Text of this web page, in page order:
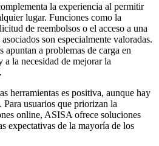
la experiencia al permitir
lugar. Funciones como la
de reembolsos o el acceso a una
son especialmente valoradas.
apuntan a problemas de carga en
a la necesidad de mejorar la
herramientas es positiva, aunque hay
usuarios que priorizan la
online, ASISA ofrece soluciones
expectativas de la mayoría de los